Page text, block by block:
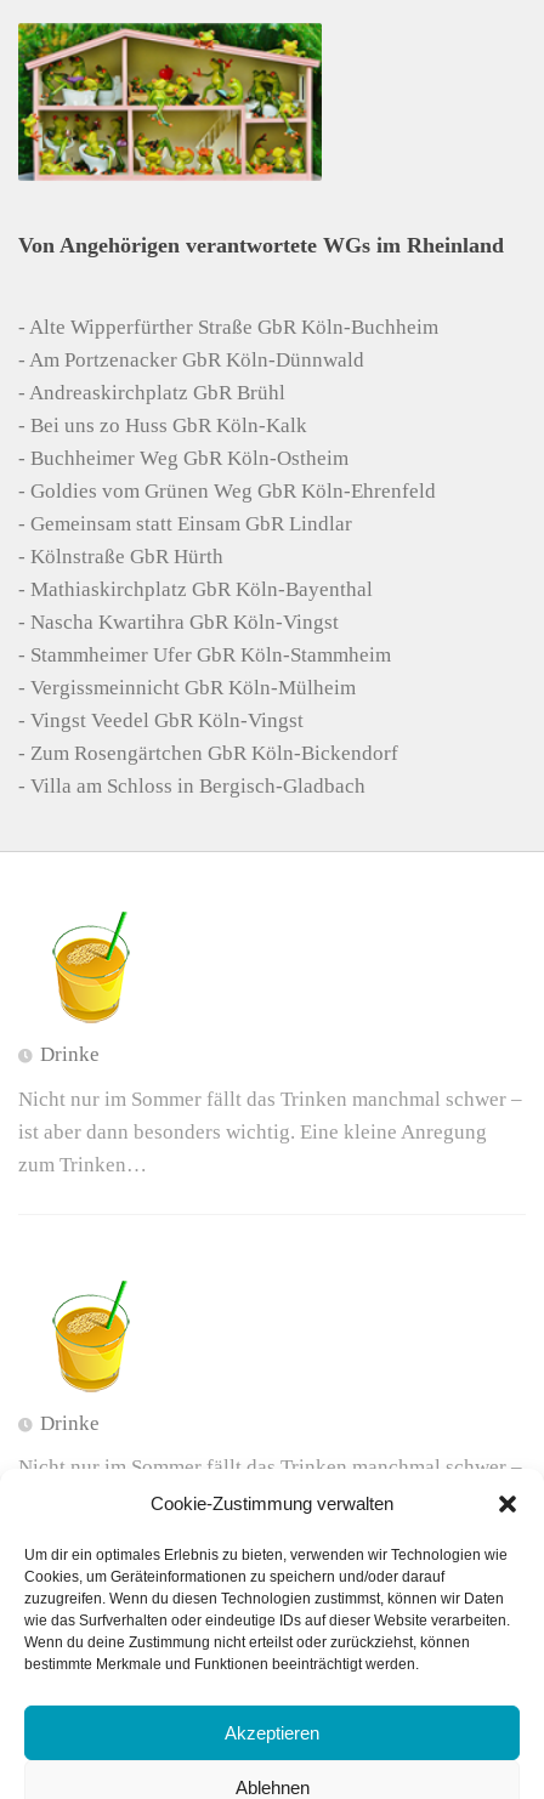
Cookie-Zustimmung verwalten
Um dir ein optimales Erlebnis zu bieten, verwenden wir Technologien wie
Cookies, um Geräteinformationen zu speichern und/oder darauf
zuzugreifen. Wenn du diesen Technologien zustimmst, können wir Daten
wie das Surfverhalten oder eindeutige IDs auf dieser Website verarbeiten.
Wenn du deine Zustimmung nicht erteilst oder zurückziehst, können
bestimmte Merkmale und Funktionen beeinträchtigt werden.
Akzeptieren
Ablehnen
Von Angehörigen verantwortete WGs im Rheinland
- Alte Wipperfürther Straße GbR Köln-Buchheim
- Am Portzenacker GbR Köln-Dünnwald
- Andreaskirchplatz GbR Brühl
- Bei uns zo Huss GbR Köln-Kalk
- Buchheimer Weg GbR Köln-Ostheim
- Goldies vom Grünen Weg GbR Köln-Ehrenfeld
- Gemeinsam statt Einsam GbR Lindlar
- Kölnstraße GbR Hürth
- Mathiaskirchplatz GbR Köln-Bayenthal
- Nascha Kwartihra GbR Köln-Vingst
- Stammheimer Ufer GbR Köln-Stammheim
- Vergissmeinnicht GbR Köln-Mülheim
- Vingst Veedel GbR Köln-Vingst
- Zum Rosengärtchen GbR Köln-Bickendorf
- Villa am Schloss in Bergisch-Gladbach
Drinke
Nicht nur im Sommer fällt das Trinken manchmal schwer –
ist aber dann besonders wichtig. Eine kleine Anregung
zum Trinken…
Drinke
Nicht nur im Sommer fällt das Trinken manchmal schwer –
ist aber dann besonders wichtig. Eine kleine Anregung